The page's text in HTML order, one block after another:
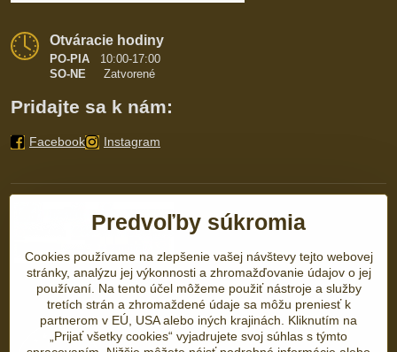
Otváracie hodiny
PO-PIA
10:00-17:00
SO-NE Zatvorené
Pridajte sa k nám:
Facebook Instagram
Predvoľby súkromia
Cookies používame na zlepšenie vašej návštevy tejto webovej
stránky, analýzu jej výkonnosti a zhromažďovanie údajov o jej
používaní. Na tento účel môžeme použiť nástroje a služby
tretích strán a zhromaždené údaje sa môžu preniesť k
partnerom v EÚ, USA alebo iných krajinách. Kliknutím na
„Prijať všetky cookies“ vyjadrujete svoj súhlas s týmto